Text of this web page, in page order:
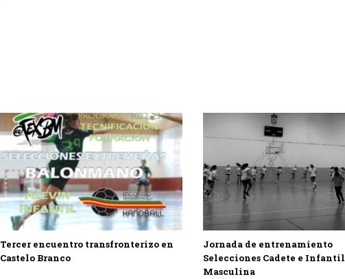
Tercer encuentro transfronterizo en
Castelo Branco
Jornada de entrenamiento
Selecciones Cadete e Infantil
Masculina